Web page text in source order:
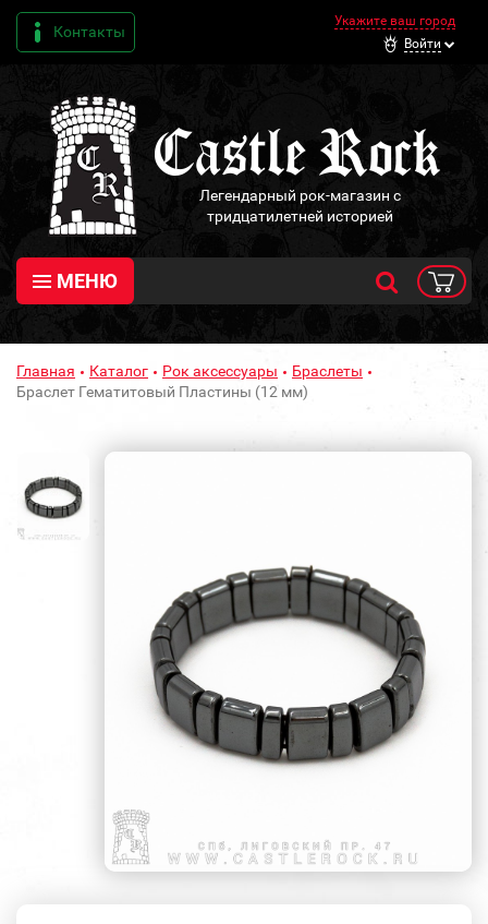
Контакты
Укажите ваш город
Войти
Легендарный рок-магазин с
тридцатилетней историей
МЕНЮ
Главная Каталог Рок аксессуары
Браслеты
Браслет Гематитовый Пластины (12 мм)